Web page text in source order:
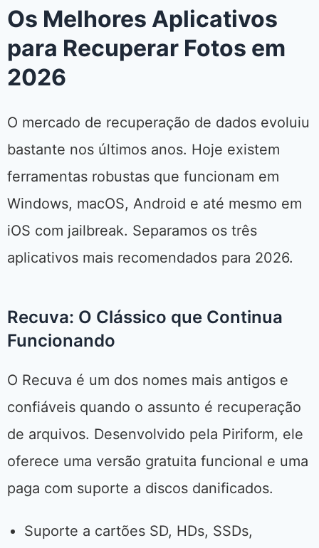
Os Melhores Aplicativos
para Recuperar Fotos em
2026
O mercado de recuperação de dados evoluiu
bastante nos últimos anos. Hoje existem
ferramentas robustas que funcionam em
Windows, macOS, Android e até mesmo em
iOS com jailbreak. Separamos os três
aplicativos mais recomendados para 2026.
Recuva: O Clássico que Continua
Funcionando
O Recuva é um dos nomes mais antigos e
confiáveis quando o assunto é recuperação
de arquivos. Desenvolvido pela Piriform, ele
oferece uma versão gratuita funcional e uma
paga com suporte a discos danificados.
Suporte a cartões SD, HDs, SSDs,